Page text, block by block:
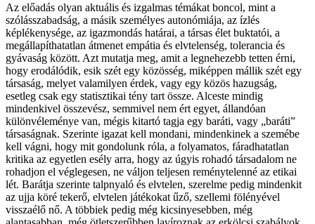
Az előadás olyan aktuális és izgalmas témákat boncol, mint a
szólásszabadság, a másik személyes autonómiája, az ízlés
képlékenysége, az igazmondás határai, a társas élet buktatói, a
megállapíthatatlan átmenet empátia és elvtelenség, tolerancia és
gyávaság között. Azt mutatja meg, amit a legnehezebb tetten érni,
hogy erodálódik, esik szét egy közösség, miképpen mállik szét egy
társaság, melyet valamilyen érdek, vagy egy közös hazugság,
esetleg csak egy statisztikai tény tart össze. Alceste mindig
mindenkivel összevész, semmivel nem ért egyet, állandóan
különvéleménye van, mégis kitartó tagja egy baráti, vagy „baráti”
társaságnak. Szerinte igazat kell mondani, mindenkinek a szemébe
kell vágni, hogy mit gondolunk róla, a folyamatos, fáradhatatlan
kritika az egyetlen esély arra, hogy az úgyis rohadó társadalom ne
rohadjon el véglegesen, ne váljon teljesen reménytelenné az etikai
lét. Barátja szerinte talpnyaló és elvtelen, szerelme pedig mindenkit
az ujja köré tekerő, elvtelen játékokat űző, szellemi fölényével
visszaélő nő. A többiek pedig még kicsinyesebben, még